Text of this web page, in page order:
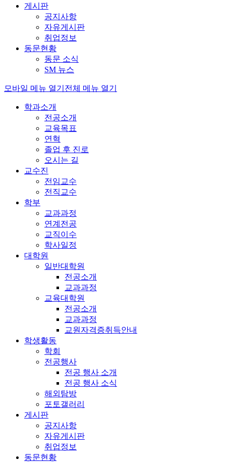
게시판
공지사항
자유게시판
취업정보
동문현황
동문 소식
SM 뉴스
모바일 메뉴 열기 전체 메뉴 열기
학과소개
전공소개
교육목표
연혁
졸업 후 진로
오시는 길
교수진
전임교수
전직교수
학부
교과과정
연계전공
교직이수
학사일정
대학원
일반대학원
전공소개
교과과정
교육대학원
전공소개
교과과정
교원자격증취득안내
학생활동
학회
전공행사
전공 행사 소개
전공 행사 소식
해외탐방
포토갤러리
게시판
공지사항
자유게시판
취업정보
동문현황